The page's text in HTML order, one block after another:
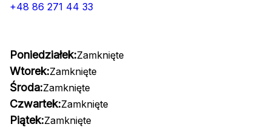
+48 86 271 44 33
Poniedziałek:Zamknięte
Wtorek:Zamknięte
Środa:Zamknięte
Czwartek:Zamknięte
Piątek:Zamknięte